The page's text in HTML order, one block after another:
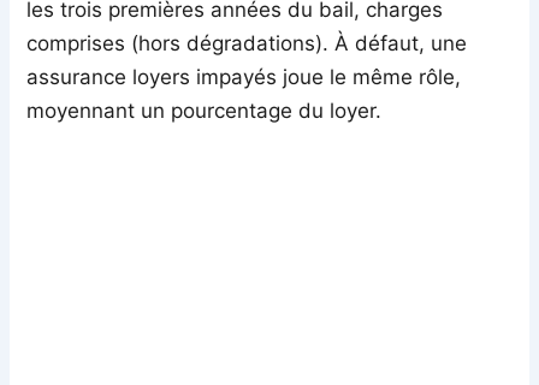
les trois premières années du bail, charges
comprises (hors dégradations). À défaut, une
assurance loyers impayés joue le même rôle,
moyennant un pourcentage du loyer.